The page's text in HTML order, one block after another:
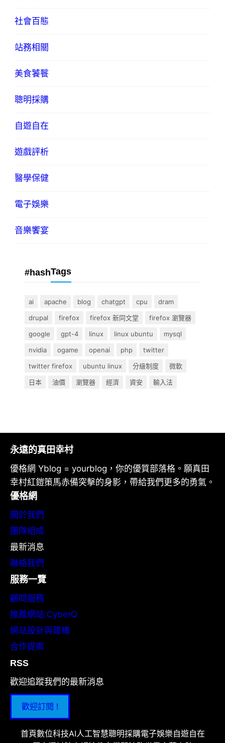
社會百態
站務相關
美食饕餮
聰明採購
自遊自在
遊戲評析
醫學保健
電子娛樂
音樂饗宴
#hashTags
ai apache blog chatgpt cpu
dram
drupal
firefox firefox 新同文堂
firefox 瀏覽器
google
gpt-4 linux linux ubuntu
mysql
nvidia
ogame openai php
twitter
twitter firefox
ubuntu linux 分級制度
微軟
日本
油價 瀏覽器 經濟 資安 輸入法
永遠的真田幸村
優格網 Yblog = yourblog，你的優質部落格。願真田
幸村紅鎧策馬赤備突擊的身影，帶給我們更多的勇氣。
優格網
關於我們
團隊組成
最新消息
聯絡我們
服務一覽
顧問服務
推薦網站:CyberQ
網站設計與建構
合作提案
RSS
歡迎追蹤我們的最新消息
歡迎訂閱 !
首頁數位科技AI人工智慧聰明採購電子娛樂自遊自在